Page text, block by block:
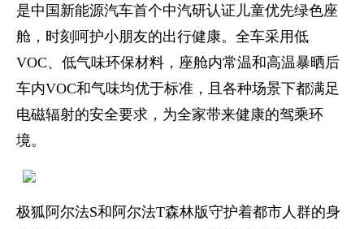
是中国新能源汽车首个中汽研认证儿童优先绿色座
舱，时刻呵护小朋友的出行健康。全车采用低
VOC、低气味环保材料，座舱内常温和高温暴晒后
车内VOC和气味均优于标准，且各种场景下都满足
电磁辐射的安全要求，为全家带来健康的驾乘环
境。
极狐阿尔法S和阿尔法T森林版守护着都市人群的身